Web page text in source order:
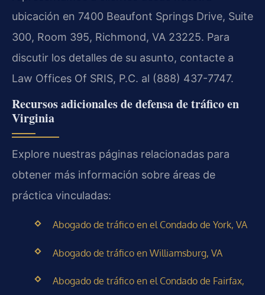
ubicación en 7400 Beaufont Springs Drive, Suite
300, Room 395, Richmond, VA 23225. Para
discutir los detalles de su asunto, contacte a
Law Offices Of SRIS, P.C. al (888) 437-7747.
Recursos adicionales de defensa de tráfico en
Virginia
Explore nuestras páginas relacionadas para
obtener más información sobre áreas de
práctica vinculadas:
Abogado de tráfico en el Condado de York, VA
Abogado de tráfico en Williamsburg, VA
Abogado de tráfico en el Condado de Fairfax,